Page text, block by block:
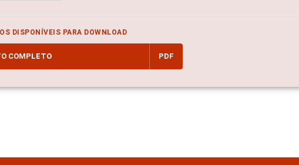
DISPONÍVEIS PARA DOWNLOAD
COMPLETO PDF